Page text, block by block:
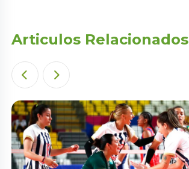
Articulos Relacionados